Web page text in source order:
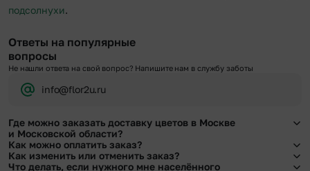
подсолнухи.
Ответы на популярные
вопросы
Не нашли ответа на свой вопрос? Напишите нам в службу заботы
info@flor2u.ru
Где можно заказать доставку цветов в Москве
и Московской области?
Оформить доставку цветов можно в нашем приложении, на сайте flor2u.ru, по
телефону горячей линии или в чате.
Как можно оплатить заказ?
Мы предусмотрели все возможные варианты оплаты:
Как изменить или отменить заказ?
Что делать, если нужного мне населённого